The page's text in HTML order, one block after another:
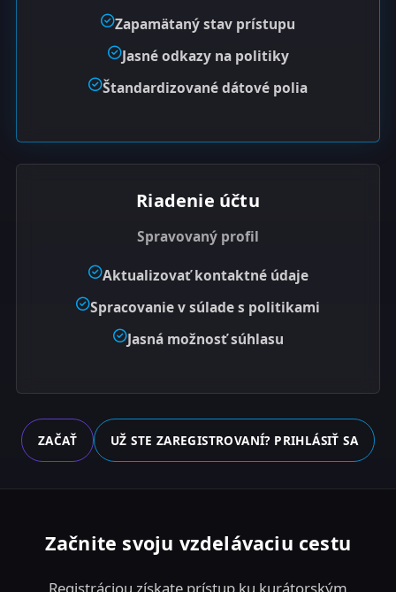
Zapamätaný stav prístupu
Jasné odkazy na politiky
Štandardizované dátové polia
Riadenie účtu
Spravovaný profil
Aktualizovať kontaktné údaje
Spracovanie v súlade s politikami
Jasná možnosť súhlasu
ZAČAŤ UŽ STE ZAREGISTROVANÍ? PRIHLÁSIŤ SA
Začnite svoju vzdelávaciu cestu